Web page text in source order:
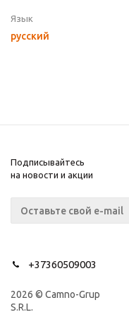
Язык
русский
Подписывайтесь
на новости и акции
+37360509003
2026 © Camno-Grup
S.R.L.